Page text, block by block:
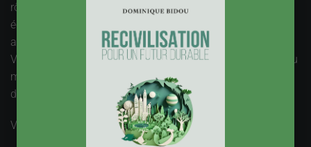
rôle important à jouer dans l’élaboration de politiques
économiquement, écologiquement, scientifiquement mais
aussi socialement et politiquement robustes ».
Vous pouvez télécharger Horizons 2030-2050 sur le site du
ministère,
www.developpement-durable.gouv.fr
développement durable, puis publications.
Vues : 4003